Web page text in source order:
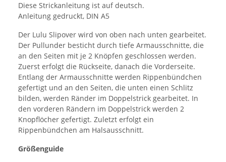
Diese Strickanleitung ist auf deutsch.
Anleitung gedruckt, DIN A5
Der Lulu Slipover wird von oben nach unten gearbeitet.
Der Pullunder besticht durch tiefe Armausschnitte, die
an den Seiten mit je 2 Knöpfen geschlossen werden.
Zuerst erfolgt die Rückseite, danach die Vorderseite.
Entlang der Armausschnitte werden Rippenbündchen
gefertigt und an den Seiten, die unten einen Schlitz
bilden, werden Ränder im Doppelstrick gearbeitet. In
den vorderen Rändern im Doppelstrick werden 2
Knopflöcher gefertigt. Zuletzt erfolgt ein
Rippenbündchen am Halsausschnitt.
Größenguide